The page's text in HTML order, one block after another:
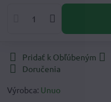
Pridať k Obľúbeným
Doručenia
Výrobca: Unuo